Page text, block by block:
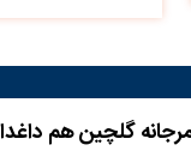
گلچین هم